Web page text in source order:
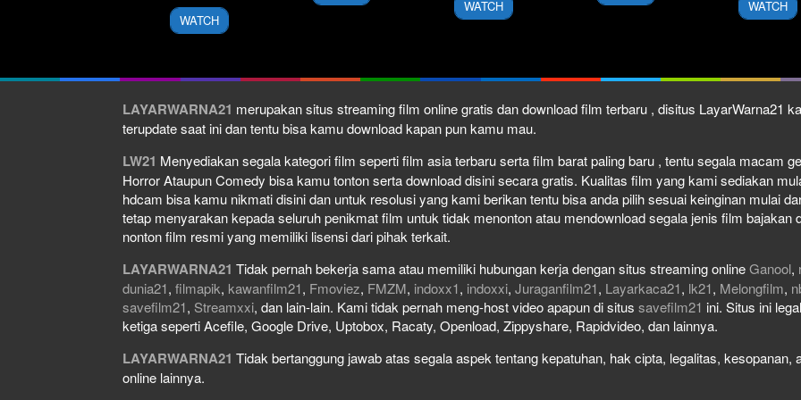
2016
WATCH
WATCH WATCH
LAYARWARNA21 merupakan situs streaming film online gratis dan download film terbaru , disitus LayarWarna21
terupdate saat ini dan tentu bisa kamu download kapan pun kamu mau.
LW21 Menyediakan segala kategori film seperti film asia terbaru serta film barat paling baru , tentu segala macam
Horror Ataupun Comedy bisa kamu tonton serta download disini secara gratis. Kualitas film yang kami sediakan
hdcam bisa kamu nikmati disini dan untuk resolusi yang kami berikan tentu bisa anda pilih sesuai keinginan mulai
tetap menyarakan kepada seluruh penikmat film untuk tidak menonton atau mendownload segala jenis film
nonton film resmi yang memiliki lisensi dari pihak terkait.
LAYARWARNA21 Tidak pernah bekerja sama atau memiliki hubungan kerja dengan situs streaming onlineGanool,
dunia21, filmapik, kawanfilm21, Fmoviez, FMZM, indoxx1, indoxxi, Juraganfilm21, Layarkaca21, lk21, Melongfilm,
savefilm21, Streamxxi, dan lain-lain. Kami tidak pernah meng-host video apapun di situs savefilm21 ini. Situs ini
ketiga seperti Acefile, Google Drive, Uptobox, Racaty, Openload, Zippyshare, Rapidvideo, dan lainnya.
LAYARWARNA21 Tidak bertanggung jawab atas segala aspek tentang kepatuhan, hak cipta, legalitas,
online lainnya.